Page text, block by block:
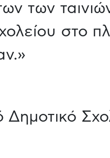
των
στο